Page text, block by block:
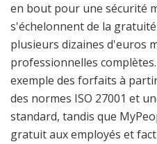
en bout pour une sécurité
s'échelonnent de la
plusieurs dizaines d'euros
professionnelles
exemple des forfaits à
des normes ISO 27001 et
standard, tandis que
gratuit aux employés et